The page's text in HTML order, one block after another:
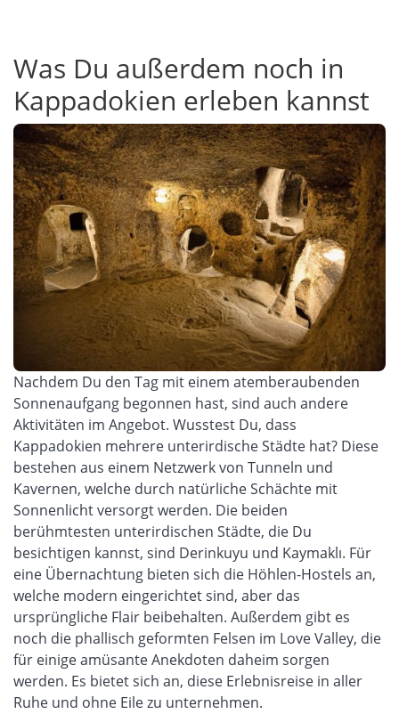
Was Du außerdem noch in
Kappadokien erleben kannst
Nachdem Du den Tag mit einem atemberaubenden
Sonnenaufgang begonnen hast, sind auch andere
Aktivitäten im Angebot. Wusstest Du, dass
Kappadokien mehrere unterirdische Städte hat? Diese
bestehen aus einem Netzwerk von Tunneln und
Kavernen, welche durch natürliche Schächte mit
Sonnenlicht versorgt werden. Die beiden
berühmtesten unterirdischen Städte, die Du
besichtigen kannst, sind Derinkuyu und Kaymaklı. Für
eine Übernachtung bieten sich die Höhlen-Hostels an,
welche modern eingerichtet sind, aber das
ursprüngliche Flair beibehalten. Außerdem gibt es
noch die phallisch geformten Felsen im Love Valley, die
für einige amüsante Anekdoten daheim sorgen
werden. Es bietet sich an, diese Erlebnisreise in aller
Ruhe und ohne Eile zu unternehmen.